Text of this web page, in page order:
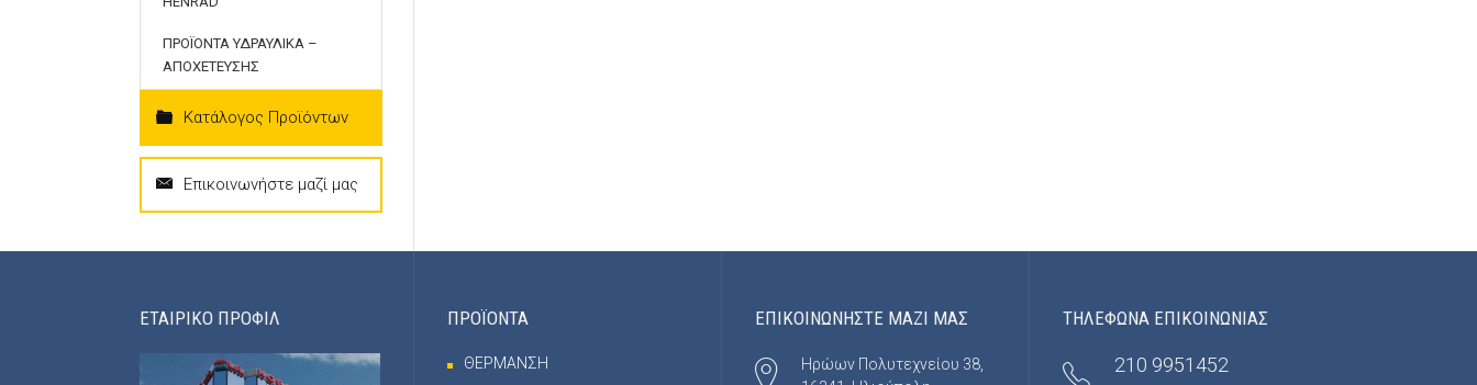
ΠΡΟΪΟΝΤΑ ΥΔΡΑΥΛΙΚΑ –
ΑΠΟΧΕΤΕΥΣΗΣ
Κατάλογος Προϊόντων
Επικοινωνήστε μαζί μας
ΕΤΑΙΡΙΚΟ ΠΡΟΦΙΛ ΠΡΟΪΟΝΤΑ
ΘΕΡΜΑΝΣΗ
ΕΠΙΚΟΙΝΩΝΗΣΤΕ ΜΑΖΙ ΜΑΣ
Ηρώων Πολυτεχνείου 38,
ΤΗΛΕΦΩΝΑ ΕΠΙΚΟΙΝΩΝΙΑΣ
210 9951452